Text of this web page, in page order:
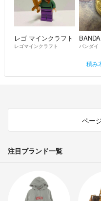
レゴ マインクラフト
レゴマインクラフト バンダイ
積み
ペー
注目ブランド一覧